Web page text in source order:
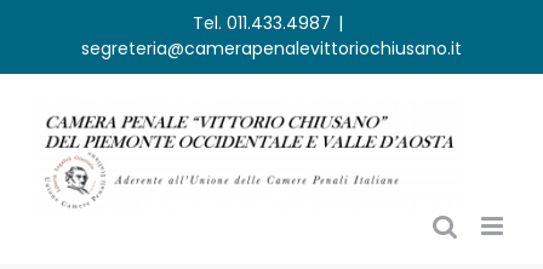
Tel. 011.433.4987 |
segreteria@camerapenalevittoriochiusano.it